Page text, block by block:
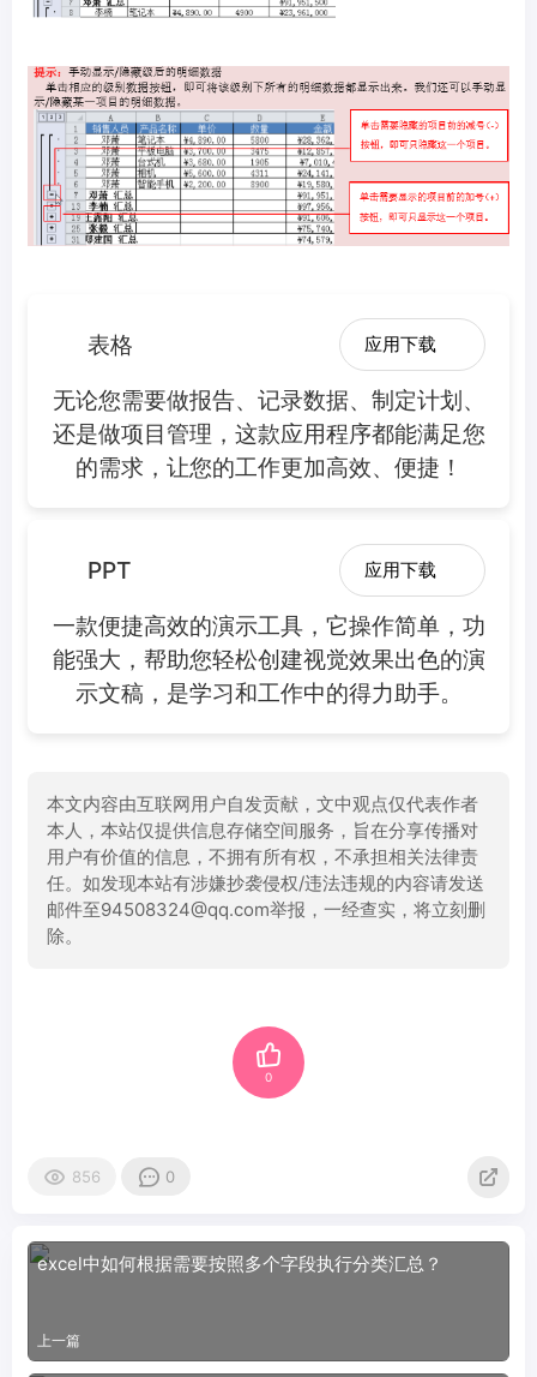
表格 应用下载
无论您需要做报告、记录数据、制定计划、
还是做项目管理，这款应用程序都能满足您
的需求，让您的工作更加高效、便捷！
PPT 应用下载
一款便捷高效的演示工具，它操作简单，功
能强大，帮助您轻松创建视觉效果出色的演
示文稿，是学习和工作中的得力助手。
本文内容由互联网用户自发贡献，文中观点仅代表作者
本人，本站仅提供信息存储空间服务，旨在分享传播对
用户有价值的信息，不拥有所有权，不承担相关法律责
任。如发现本站有涉嫌抄袭侵权/违法违规的内容请发送
邮件至94508324@qq.com举报，一经查实，将立刻删
除。
0
856 0
excel中如何根据需要按照多个字段执行分类汇总？
上一篇